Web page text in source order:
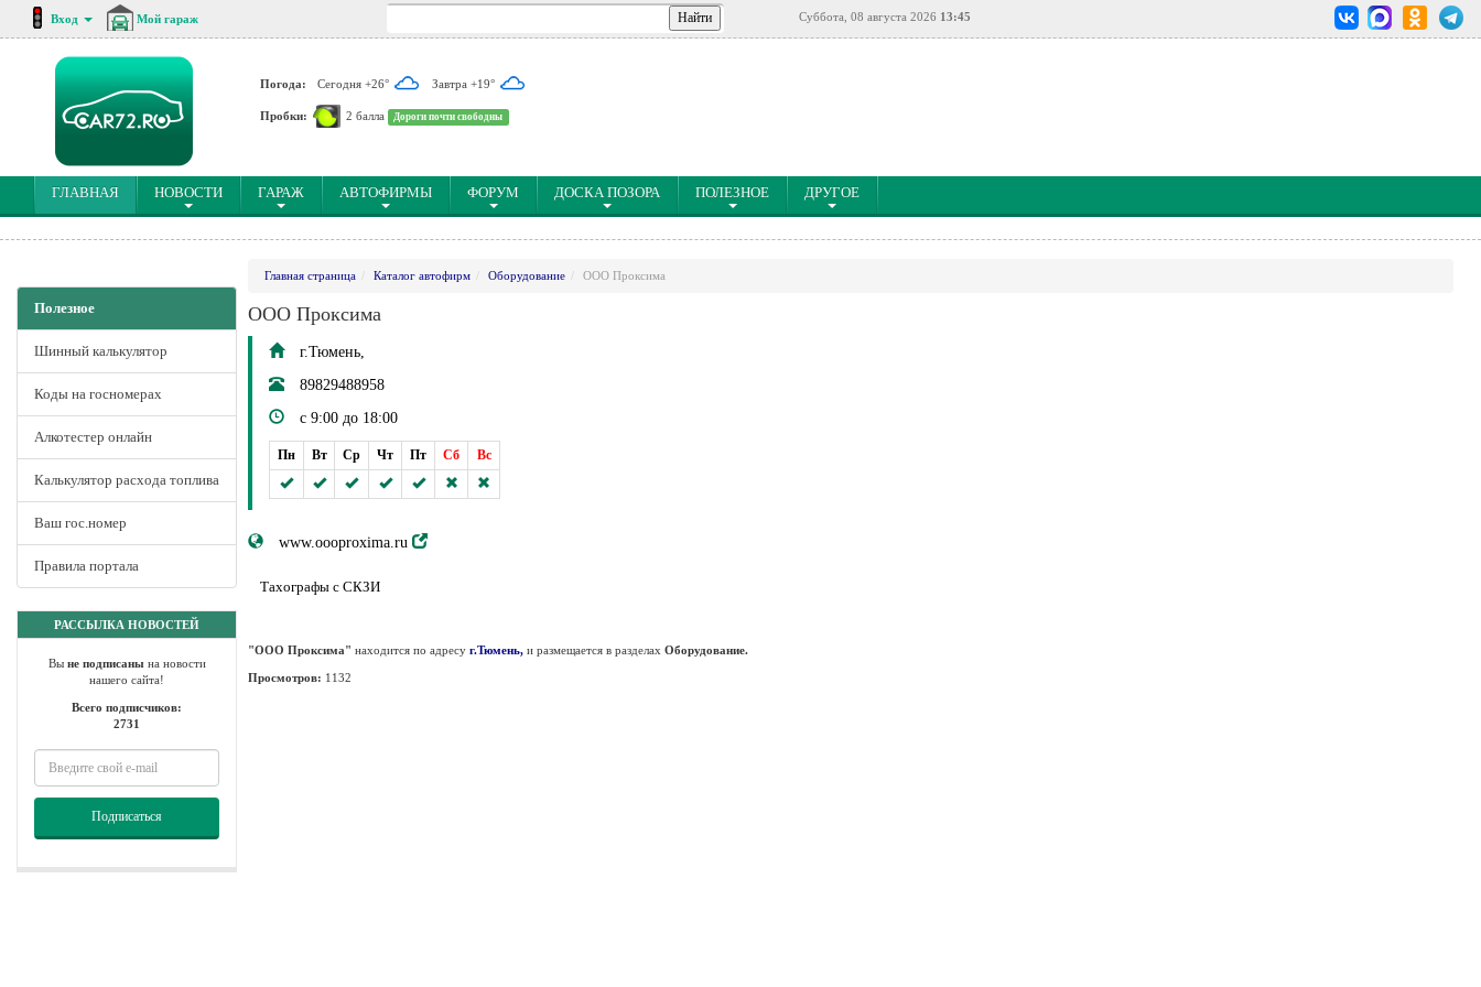
Вход Мой гараж Суббота, 08 августа 2026 13:45
Погода: Сегодня +26° Завтра +19°
Пробки: 2 балла Дороги почти свободны
ГЛАВНАЯ(CURRENT)
НОВОСТИ ГАРАЖ АВТОФИРМЫ ФОРУМ ДОСКА ПОЗОРА ПОЛЕЗНОЕ ДРУГОЕ
Полезное
Шинный калькулятор
Коды на госномерах
Алкотестер онлайн
Калькулятор расхода топлива
Ваш гос.номер
Правила портала
РАССЫЛКА НОВОСТЕЙ
Вы не подписанына новости
нашего сайта!
Всего подписчиков:
2731
Подписаться
Главная страница Каталог автофирм Оборудование ООО Проксима
ООО Проксима
г.Тюмень,
89829488958
с 9:00 до 18:00
Пн Вт Ср Чт Пт Сб Вс
www.oooproxima.ru
Тахографы с СКЗИ
"ООО Проксима" находится по адресу г.Тюмень, и размещается в разделах Оборудование.
Просмотров: 1132